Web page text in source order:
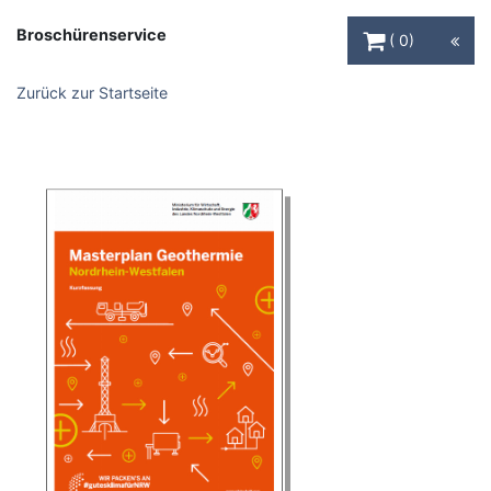
Broschürenservice
0
Zurück zur Startseite